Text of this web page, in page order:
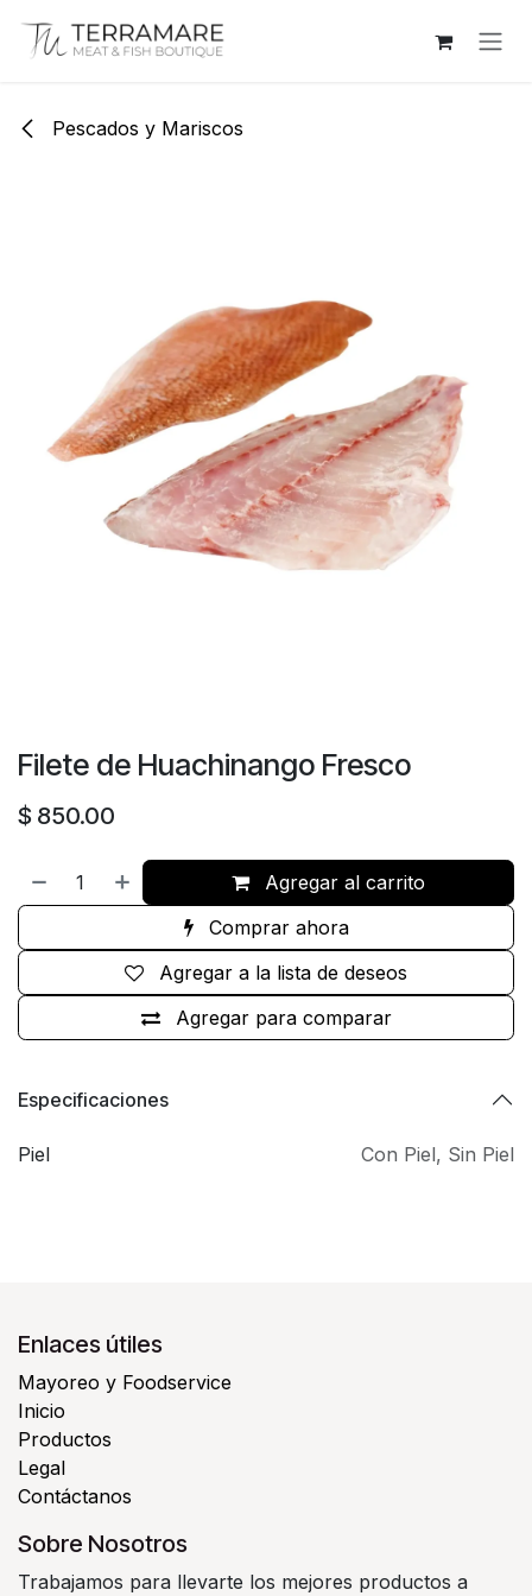
Pescados y Mariscos
Filete de Huachinango Fresco
$ 850.00
Agregar al carrito
Comprar ahora
Agregar para comparar
Agregar a la lista de deseos
Especificaciones
Piel Con Piel, Sin Piel
Enlaces útiles
Mayoreo y Foodservice
Inicio
Productos
Legal
Contáctanos
Sobre Nosotros
Trabajamos para llevarte los mejores productos a